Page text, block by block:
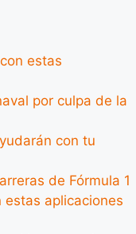
estas
por culpa de la
con tu
de Fórmula 1
estas aplicaciones